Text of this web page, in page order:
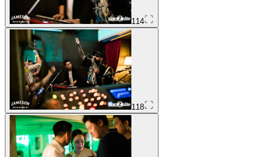
114
118